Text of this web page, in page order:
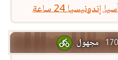
24 ساعة
 مجهول